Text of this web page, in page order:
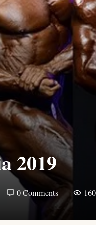
2019
0 Comments